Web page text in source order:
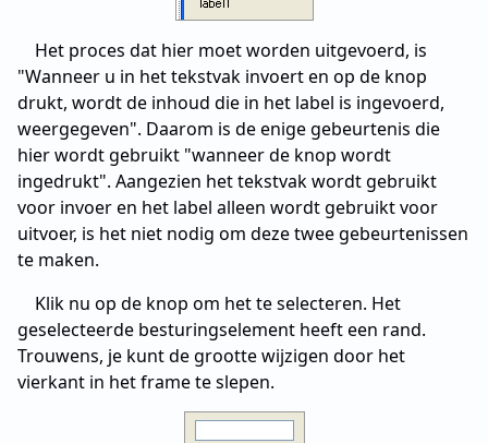
Het proces dat hier moet worden uitgevoerd, is
"Wanneer u in het tekstvak invoert en op de knop
drukt, wordt de inhoud die in het label is ingevoerd,
weergegeven". Daarom is de enige gebeurtenis die
hier wordt gebruikt "wanneer de knop wordt
ingedrukt". Aangezien het tekstvak wordt gebruikt
voor invoer en het label alleen wordt gebruikt voor
uitvoer, is het niet nodig om deze twee gebeurtenissen
te maken.
Klik nu op de knop om het te selecteren. Het
geselecteerde besturingselement heeft een rand.
Trouwens, je kunt de grootte wijzigen door het
vierkant in het frame te slepen.